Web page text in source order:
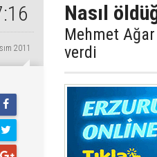
2011
Nasıl
Mehmet
verdi